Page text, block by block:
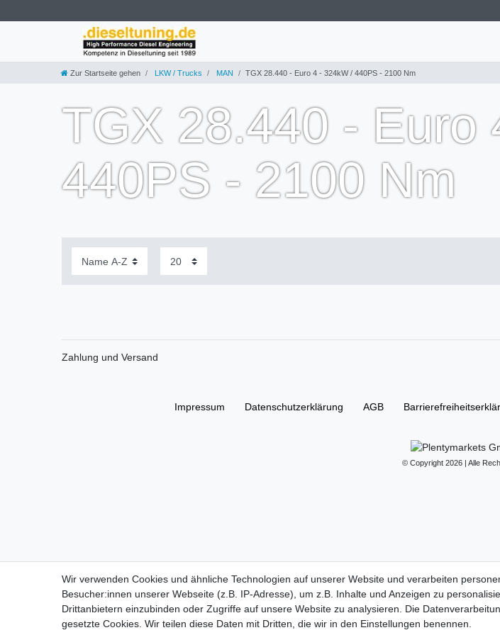
Zur Startseite gehen LKW / Trucks MAN TGX 28.440 - Euro 4 - 324kW / 440PS - 2100 Nm
TGX 28.440 - Euro
440PS - 2100 Nm
Zahlung und Versand
Impressum Daten­schutz­erklärung AGB
© Copyright 2026 | Alle
Wir verwenden Cookies und ähnliche Technologien auf unserer Website und verarbeiten
Besucher:innen unserer Webseite (z.B. IP-Adresse), um z.B. Inhalte und Anzeigen zu
Drittanbietern einzubinden oder Zugriffe auf unsere Website zu analysieren. Die
gesetzte Cookies. Wir teilen diese Daten mit Dritten, die wir in den Einstellungen benennen.